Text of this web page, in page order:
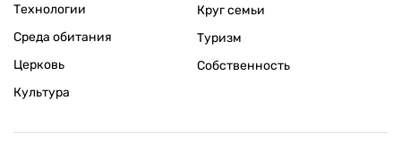
Технологии
Среда обитания
Церковь
Культура
Круг семьи
Туризм
Собственность